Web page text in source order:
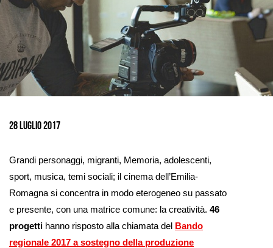
28 Luglio 2017
Grandi personaggi, migranti, Memoria, adolescenti,
sport, musica, temi sociali; il cinema dell’Emilia-
Romagna si concentra in modo eterogeneo su passato
e presente, con una matrice comune: la creatività. 46
progetti hanno risposto alla chiamata del Bando
regionale 2017 a sostegno della produzione